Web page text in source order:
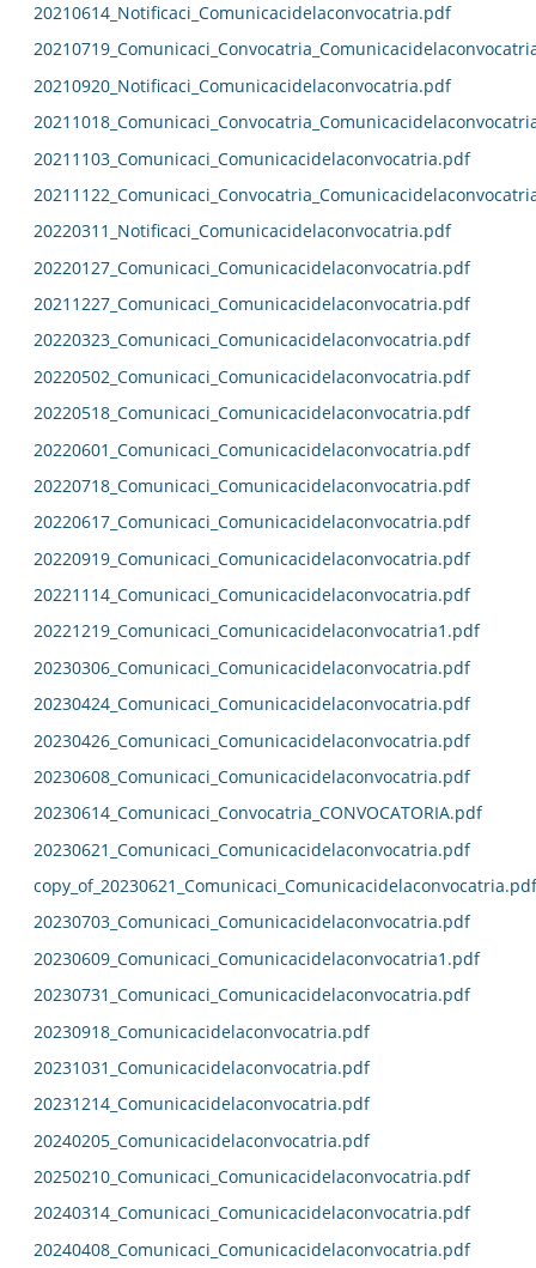
20210614_Notificaci_Comunicacidelaconvocatria.pdf
20210920_Notificaci_Comunicacidelaconvocatria.pdf
20211103_Comunicaci_Comunicacidelaconvocatria.pdf
20220311_Notificaci_Comunicacidelaconvocatria.pdf
20220127_Comunicaci_Comunicacidelaconvocatria.pdf
20211227_Comunicaci_Comunicacidelaconvocatria.pdf
20220323_Comunicaci_Comunicacidelaconvocatria.pdf
20220502_Comunicaci_Comunicacidelaconvocatria.pdf
20220518_Comunicaci_Comunicacidelaconvocatria.pdf
20220601_Comunicaci_Comunicacidelaconvocatria.pdf
20220718_Comunicaci_Comunicacidelaconvocatria.pdf
20220617_Comunicaci_Comunicacidelaconvocatria.pdf
20220919_Comunicaci_Comunicacidelaconvocatria.pdf
20221114_Comunicaci_Comunicacidelaconvocatria.pdf
20221219_Comunicaci_Comunicacidelaconvocatria1.pdf
20230306_Comunicaci_Comunicacidelaconvocatria.pdf
20230424_Comunicaci_Comunicacidelaconvocatria.pdf
20230426_Comunicaci_Comunicacidelaconvocatria.pdf
20230608_Comunicaci_Comunicacidelaconvocatria.pdf
20230614_Comunicaci_Convocatria_CONVOCATORIA.pdf
20230621_Comunicaci_Comunicacidelaconvocatria.pdf
copy_of_20230621_Comunicaci_Comunicacidelaconvocatria.pdf
20230703_Comunicaci_Comunicacidelaconvocatria.pdf
20230609_Comunicaci_Comunicacidelaconvocatria1.pdf
20230731_Comunicaci_Comunicacidelaconvocatria.pdf
20230918_Comunicacidelaconvocatria.pdf
20231031_Comunicacidelaconvocatria.pdf
20231214_Comunicacidelaconvocatria.pdf
20240205_Comunicacidelaconvocatria.pdf
20250210_Comunicaci_Comunicacidelaconvocatria.pdf
20240314_Comunicaci_Comunicacidelaconvocatria.pdf
20240408_Comunicaci_Comunicacidelaconvocatria.pdf